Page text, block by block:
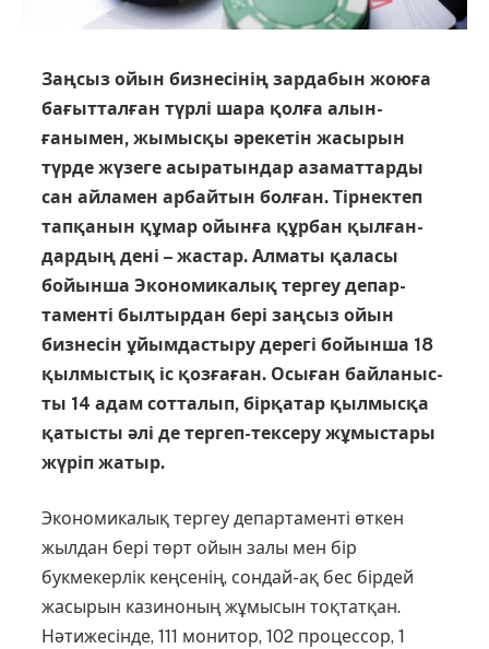
Заңсыз ойын бизнесінің зар­дабын жоюға
бағыттал­ған түрлі шара қолға алын­
ғанымен, жымысқы әре­к­е­тін жасырын
түрде жү­­зе­ге асыратындар аза­мат­­­тарды
сан айламен арбайтын болған. Тір­нектеп
тапқанын құмар ойынға құрбан қылған­
дардың дені – жастар. Алматы қаласы
бойынша Экономикалық тергеу депар­
таменті былтырдан бері заңсыз ойын
бизнесін ұйымдастыру дерегі бойынша 18
қылмыстық іс қоз­ға­ған. Осыған байланыс­
ты 14 адам сотталып, бірқатар қылмысқа
қатыс­ты әлі де тергеп-тексеру жұ­мыстары
жүріп жатыр.
Экономикалық тергеу департа­менті өткен
жылдан бері төрт ойын залы мен бір
букмекерлік кеңсенің, сондай-ақ бес бірдей
жасырын казиноның жұмысын тоқтатқан.
Нәтижесінде, 111 монитор, 102 процессор, 1